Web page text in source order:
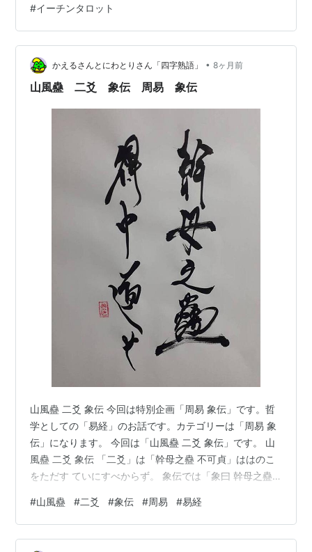
した。 イメージワード：問題を一掃せよ 蠱（こ）は「腐
敗・問題・ほころび」。 二爻は“問題の核心が表に出
る”位置。 今日は、 目を…
#イーチンタロット
かえるさんとにわとりさん「四字熟語」 • 8ヶ月前
山風蠱 二爻 象伝 周易 象伝
山風蠱 二爻 象伝 今回は特別企画「周易 象伝」です。哲
学としての「易経」のお話です。カテゴリーは「周易 象
伝」になります。 今回は「山風蠱 二爻 象伝」です。 山
風蠱 二爻 象伝 「二爻」は「幹母之蠱 不可貞」ははのこ
をただす ていにすべからず。 象伝では「象曰 幹母之蠱
うるなり。 「母」は「母」と言う意味もありますが、
「使命」「やるべきこと」と言うイメージもありますの
で、要するに「母」は「結果」を出すイメージですが、
#山風蠱 #二爻 #象伝 #周易 #易経